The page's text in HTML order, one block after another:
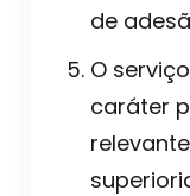
de
O
caráter